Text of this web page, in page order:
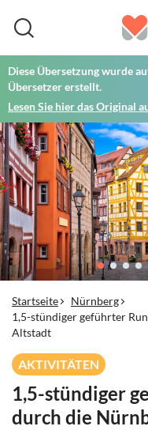
Diese Übersetzung wurde
Übersetzer erstellt.
Lesen Sie hier das Original
Startseite
Nürnberg
1,5-stündiger geführter
Altstadt
AKTIVITÄTEN
1,5-stündiger
durch die